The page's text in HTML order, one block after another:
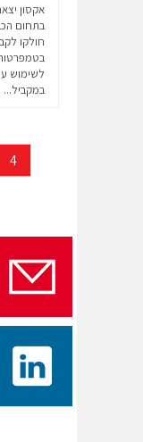
אקסון
בתחום
חולקו
במקביל...
4